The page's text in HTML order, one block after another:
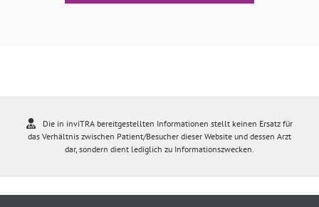
Die in inviTRA bereitgestellten Informationen stellt keinen Ersatz für
das Verhältnis zwischen Patient/Besucher dieser Website und dessen Arzt
dar, sondern dient lediglich zu Informationszwecken.